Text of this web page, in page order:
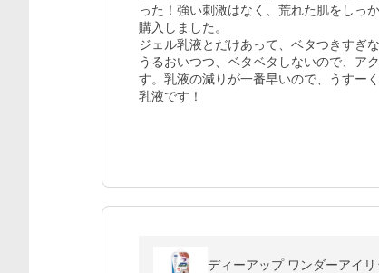
った！強い刺激はなく、荒れた肌をしっ
購入しました。
ジェル乳液とだけあって、ベタつきすぎ
うるおいつつ、ベタベタしないので、ア
す。乳液の減りが一番早いので、うすー
乳液です！
ディーアップ ワンダーアイ